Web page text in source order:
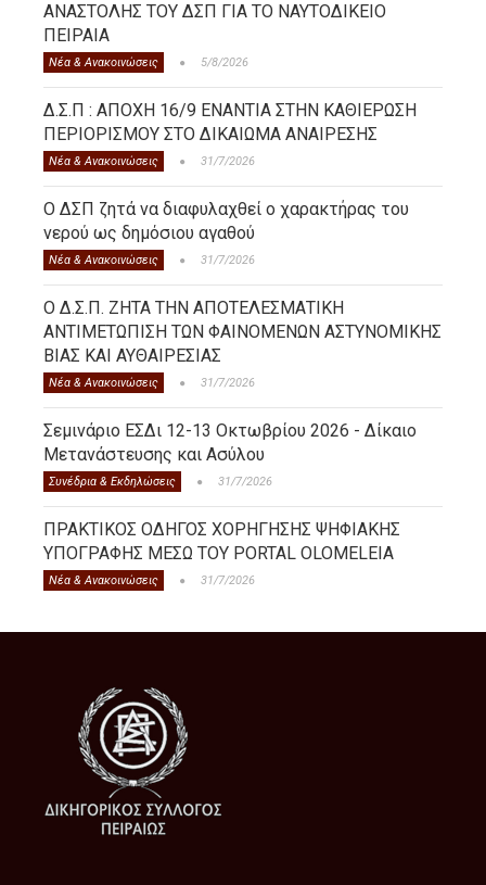
ΑΝΑΣΤΟΛΗΣ ΤΟΥ ΔΣΠ ΓΙΑ ΤΟ ΝΑΥΤΟΔΙΚΕΙΟ
ΠΕΙΡΑΙΑ
Νέα & Ανακοινώσεις 5/8/2026
Δ.Σ.Π : ΑΠΟΧΗ 16/9 ΕΝΑΝΤΙΑ ΣΤΗΝ ΚΑΘΙΕΡΩΣΗ
ΠΕΡΙΟΡΙΣΜΟΥ ΣΤΟ ΔΙΚΑΙΩΜΑ ΑΝΑΙΡΕΣΗΣ
Νέα & Ανακοινώσεις 31/7/2026
Ο ΔΣΠ ζητά να διαφυλαχθεί ο χαρακτήρας του
νερού ως δημόσιου αγαθού
Νέα & Ανακοινώσεις 31/7/2026
Ο Δ.Σ.Π. ΖΗΤΑ ΤΗΝ ΑΠΟΤΕΛΕΣΜΑΤΙΚΗ
ΑΝΤΙΜΕΤΩΠΙΣΗ ΤΩΝ ΦΑΙΝΟΜΕΝΩΝ ΑΣΤΥΝΟΜΙΚΗΣ
ΒΙΑΣ ΚΑΙ ΑΥΘΑΙΡΕΣΙΑΣ
Νέα & Ανακοινώσεις 31/7/2026
Σεμινάριο ΕΣΔι 12-13 Οκτωβρίου 2026 - Δίκαιο
Μετανάστευσης και Ασύλου
Συνέδρια & Εκδηλώσεις 31/7/2026
ΠΡΑΚΤΙΚΟΣ ΟΔΗΓΟΣ ΧΟΡΗΓΗΣΗΣ ΨΗΦΙΑΚΗΣ
ΥΠΟΓΡΑΦΗΣ ΜΕΣΩ ΤΟΥ PORTAL OLOMELEIA
Νέα & Ανακοινώσεις 31/7/2026